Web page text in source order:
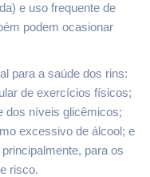
e uso frequente de
podem ocasionar
para a saúde dos rins:
de exercícios físicos;
dos níveis glicêmicos;
excessivo de álcool; e
para os
risco.